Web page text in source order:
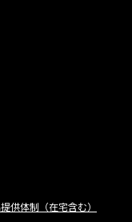
供体制（在宅含む）